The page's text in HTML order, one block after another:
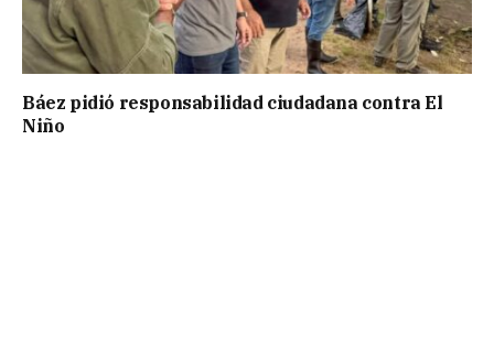
Báez pidió responsabilidad ciudadana contra El
Niño